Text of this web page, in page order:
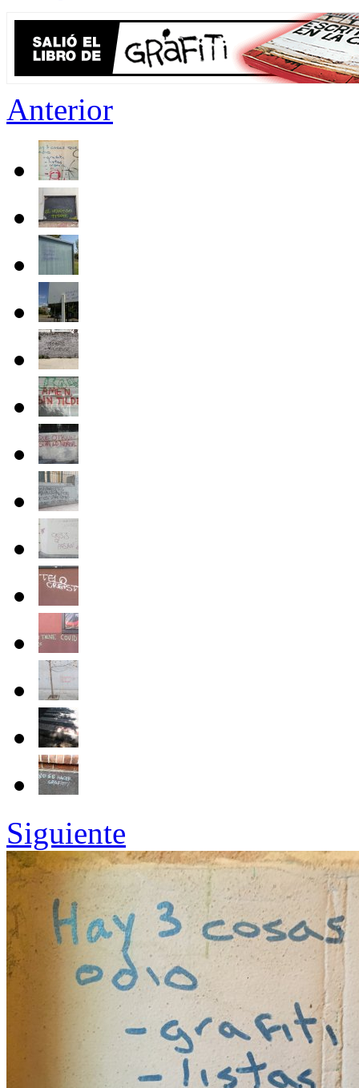
Anterior
Siguiente